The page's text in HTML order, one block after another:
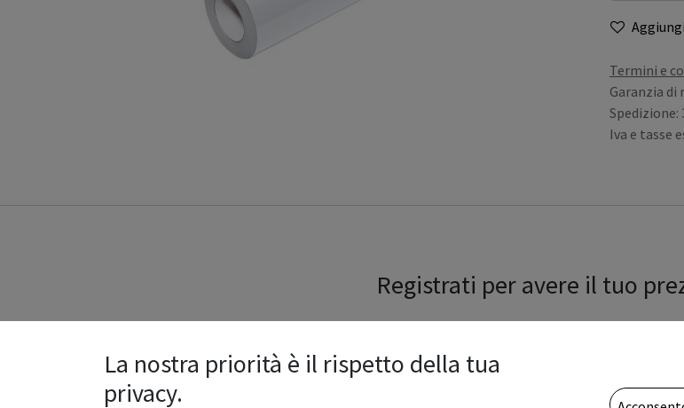
Termini e
Garanzia di
Iva e tasse
Registrati per avere il tuo
Ragione sociale
La nostra priorità è il rispetto della tua
privacy.